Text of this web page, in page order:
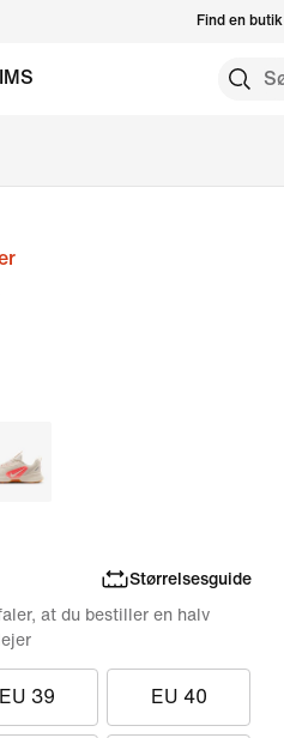
Find en butik
Størrelsesguide
EU 39 EU 40
at du bestiller en halv